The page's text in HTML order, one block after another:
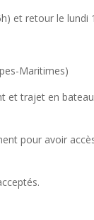
et retour le lundi
Maritimes)
et trajet en
pour avoir